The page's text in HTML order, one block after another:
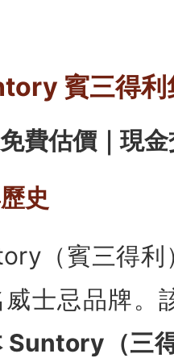
賓三得利
費估價｜現
史
（賓三得
士忌品牌。
Suntory（三